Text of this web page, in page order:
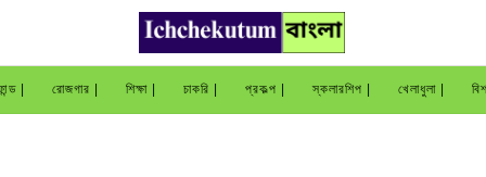
| রোজগার | শিক্ষা | চাকরি | প্রকল্প | স্কলারশিপ | খেলাধুলা |